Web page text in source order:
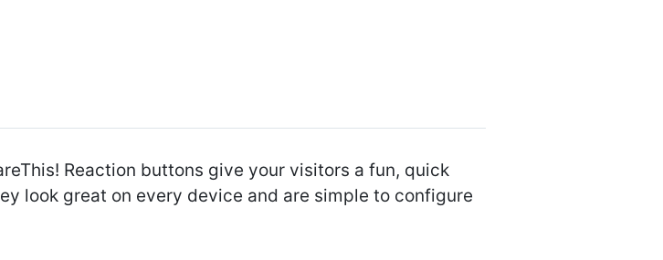
Reaction buttons give your visitors a fun, quick
look great on every device and are simple to configure